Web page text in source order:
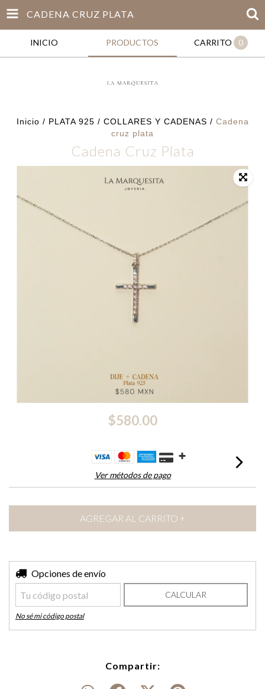
CADENA CRUZ PLATA
INICIO PRODUCTOS CARRITO 0
Inicio / PLATA 925 / COLLARES Y CADENAS / Cadena
cruz plata
Cadena Cruz Plata
$580.00
Ver métodos de pago
Entregas para el CP:
Opciones de envío
CALCULAR
No sé mi código postal
Compartir: